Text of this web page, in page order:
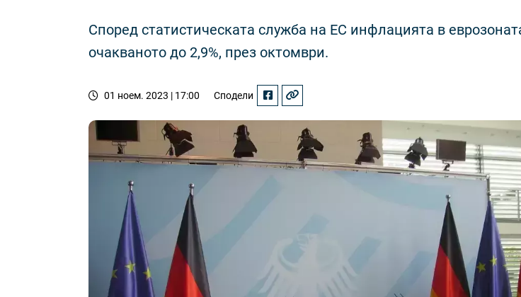
Според статистическата служба на ЕС инфлацията в
очакваното до 2,9%, през октомври.
01 ноем. 2023 | 17:00 Сподели